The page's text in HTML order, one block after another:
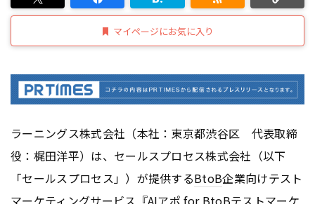
マイページにお気に入り
ラーニングス株式会社（本社：東京都渋谷区 代表取締
役：梶田洋平）は、セールスプロセス株式会社（以下
「セールスプロセス」）が提供するBtoB企業向けテスト
マーケティングサービス『AIアポ for BtoBテストマーケ